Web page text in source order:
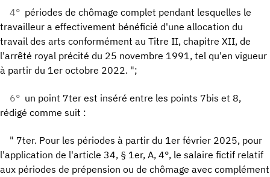
4° périodes de chômage complet pendant lesquelles le
travailleur a effectivement bénéficié d'une allocation du
travail des arts conformément au Titre II, chapitre XII, de
l'arrêté royal précité du 25 novembre 1991, tel qu'en vigueur
à partir du 1er octobre 2022. ";
6° un point 7ter est inséré entre les points 7bis et 8,
rédigé comme suit :
" 7ter. Pour les périodes à partir du 1er février 2025, pour
l'application de l'article 34, § 1er, A, 4°, le salaire fictif relatif
aux périodes de prépension ou de chômage avec complément